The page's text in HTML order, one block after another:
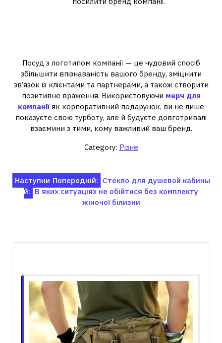
Посуд з логотипом компанії — це чудовий спосіб
збільшити впізнаваність вашого бренду, зміцнити
зв’язок із клієнтами та партнерами, а також створити
позитивне враження. Використовуючи мерч для
компаніїяк корпоративний подарунок, ви не лише
показуєте свою турботу, але й будуєте довготривалі
взаємини з тими, кому важливий ваш бренд.
Category: Різне
Навігація
записів
Попередній: Стекло для душевой кабины
Наступни
й: В яких ситуаціях не обійтися без комплекту
жіночої білизни